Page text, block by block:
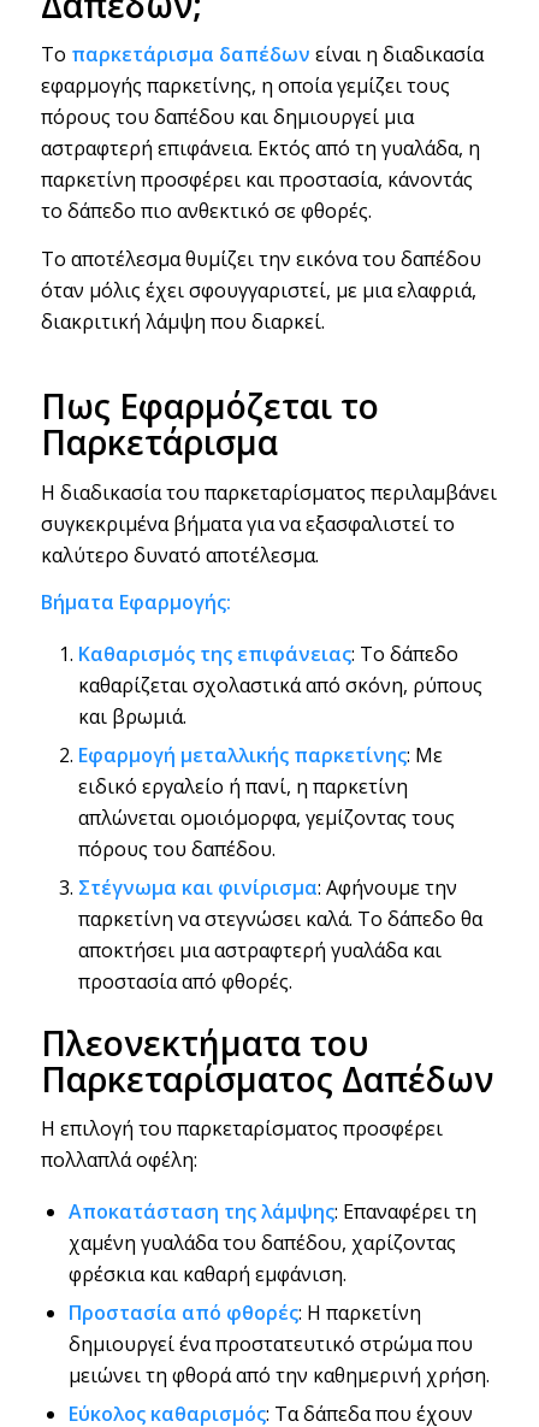
Το παρκετάρισμα δαπέδων είναι η διαδικασία
εφαρμογής παρκετίνης, η οποία γεμίζει τους
πόρους του δαπέδου και δημιουργεί μια
αστραφτερή επιφάνεια. Εκτός από τη γυαλάδα, η
παρκετίνη προσφέρει και προστασία, κάνοντάς
το δάπεδο πιο ανθεκτικό σε φθορές.
Το αποτέλεσμα θυμίζει την εικόνα του δαπέδου
όταν μόλις έχει σφουγγαριστεί, με μια ελαφριά,
διακριτική λάμψη που διαρκεί.
Πως Εφαρμόζεται το
Παρκετάρισμα
Η διαδικασία του παρκεταρίσματος περιλαμβάνει
συγκεκριμένα βήματα για να εξασφαλιστεί το
καλύτερο δυνατό αποτέλεσμα.
Βήματα Εφαρμογής:
Καθαρισμός της επιφάνειας: Το δάπεδο
καθαρίζεται σχολαστικά από σκόνη, ρύπους
και βρωμιά.
Εφαρμογή μεταλλικής παρκετίνης: Με
ειδικό εργαλείο ή πανί, η παρκετίνη
απλώνεται ομοιόμορφα, γεμίζοντας τους
πόρους του δαπέδου.
Στέγνωμα και φινίρισμα: Αφήνουμε την
παρκετίνη να στεγνώσει καλά. Το δάπεδο θα
αποκτήσει μια αστραφτερή γυαλάδα και
προστασία από φθορές.
Πλεονεκτήματα του
Παρκεταρίσματος Δαπέδων
Η επιλογή του παρκεταρίσματος προσφέρει
πολλαπλά οφέλη:
Αποκατάσταση της λάμψης: Επαναφέρει τη
χαμένη γυαλάδα του δαπέδου, χαρίζοντας
φρέσκια και καθαρή εμφάνιση.
Προστασία από φθορές: Η παρκετίνη
δημιουργεί ένα προστατευτικό στρώμα που
μειώνει τη φθορά από την καθημερινή χρήση.
Εύκολος καθαρισμός: Τα δάπεδα που έχουν